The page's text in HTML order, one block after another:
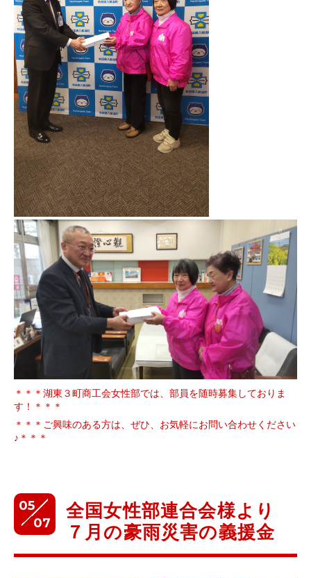
＊＊＊湖東３町商工会女性部では、部員を随時募集しておりま
す！＊＊＊
＊＊＊ご興味のある方は、ぜひ、お気軽にお問い合わせください
♪＊＊＊
05
07
全国女性部連合会様より
７月の豪雨災害の義援金